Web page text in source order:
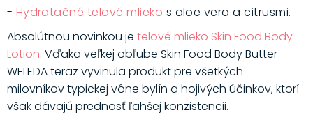
- Hydratačné telové mlieko s aloe vera a citrusmi.
Absolútnou novinkou je telové mlieko Skin Food Body
Lotion. Vďaka veľkej obľube Skin Food Body Butter
WELEDA teraz vyvinula produkt pre všetkých
milovníkov typickej vône bylín a hojivých účinkov, ktorí
však dávajú prednosť ľahšej konzistencii.